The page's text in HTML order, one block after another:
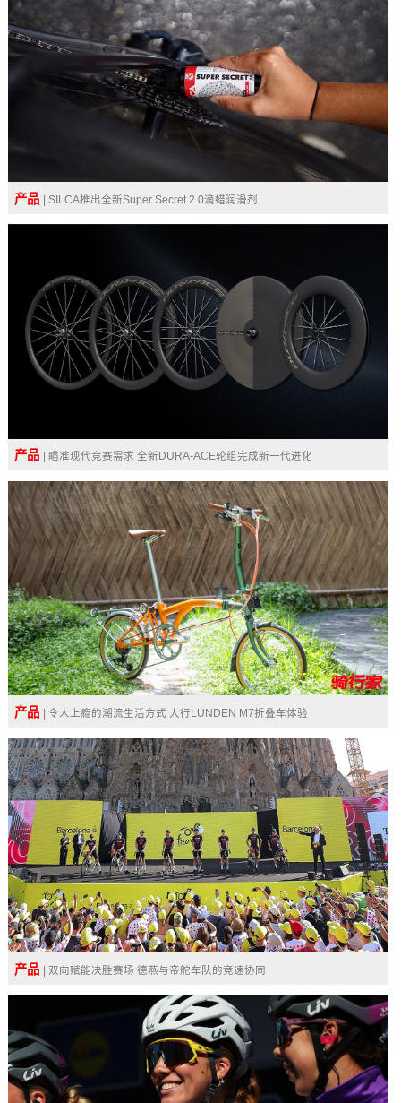
产品 | SILCA推出全新Super Secret 2.0滴蜡润滑剂
产品 | 瞄准现代竞赛需求 全新DURA-ACE轮组完成新一代进化
产品 | 令人上瘾的潮流生活方式 大行LUNDEN M7折叠车体验
产品 | 双向赋能决胜赛场 德燕与帝舵车队的竞速协同